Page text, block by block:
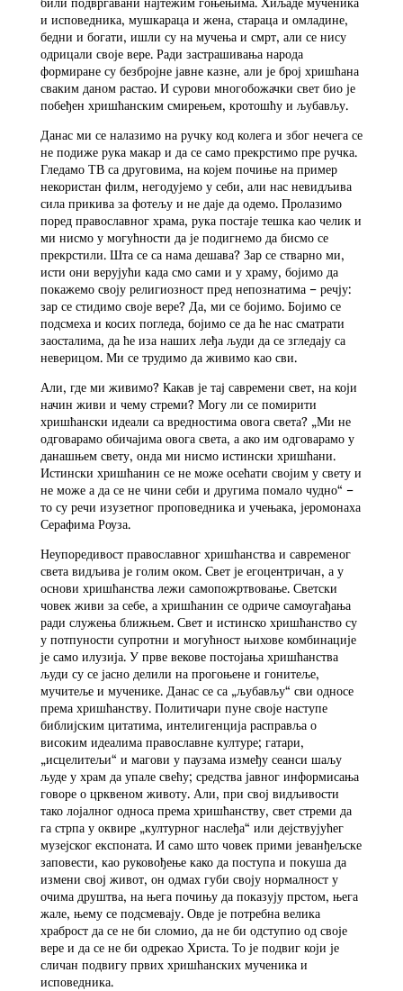
и исповедника, мушкараца и жена, стараца и омладине,
бедни и богати, ишли су на мучења и смрт, али се нису
одрицали своје вере. Ради застрашивања народа
формиране су безбројне јавне казне, али је број хришћана
сваким даном растао. И сурови многобожачки свет био је
побеђен хришћанским смирењем, кротошћу и љубављу.
Данас ми се налазимо на ручку код колега и због нечега се
не подиже рука макар и да се само прекрстимо пре ручка.
Гледамо ТВ са друговима, на којем почиње на пример
некористан филм, негодујемо у себи, али нас невидљива
сила прикива за фотељу и не даје да одемо. Пролазимо
поред православног храма, рука постаје тешка као челик и
ми нисмо у могућности да је подигнемо да бисмо се
прекрстили. Шта се са нама дешава? Зар се стварно ми,
исти они верујући када смо сами и у храму, бојимо да
покажемо своју религиозност пред непознатима – речју:
зар се стидимо своје вере? Да, ми се бојимо. Бојимо се
подсмеха и косих погледа, бојимо се да ће нас сматрати
заосталима, да ће иза наших леђа људи да се згледају са
неверицом. Ми се трудимо да живимо као сви.
Али, где ми живимо? Какав је тај савремени свет, на који
начин живи и чему стреми? Могу ли се помирити
хришћански идеали са вредностима овога света? „Ми не
одговарамо обичајима овога света, а ако им одговарамо у
данашњем свету, онда ми нисмо истински хришћани.
Истински хришћанин се не може осећати својим у свету и
не може а да се не чини себи и другима помало чудно“ –
то су речи изузетног проповедника и учењака, јеромонаха
Серафима Роуза.
Неупоредивост православног хришћанства и савременог
света видљива је голим оком. Свет је егоцентричан, а у
основи хришћанства лежи самопожртвовање. Светски
човек живи за себе, а хришћанин се одриче самоугађања
ради служења ближњем. Свет и истинско хришћанство су
у потпуности супротни и могућност њихове комбинације
је само илузија. У прве векове постојања хришћанства
људи су се јасно делили на прогоњене и гонитеље,
мучитеље и мученике. Данас се са „љубављу“ сви односе
према хришћанству. Политичари пуне своје наступе
библијским цитатима, интелигенција расправља о
високим идеалима православне културе; гатари,
„исцелитељи“ и магови у паузама између сеанси шаљу
људе у храм да упале свећу; средства јавног информисања
говоре о црквеном животу. Али, при свој видљивости
тако лојалног односа према хришћанству, свет стреми да
га стрпа у оквире „културног наслеђа“ или дејствујућег
музејског експоната. И само што човек прими јеванђељске
заповести, као руковођење како да поступа и покуша да
измени свој живот, он одмах губи своју нормалност у
очима друштва, на њега почињу да показују прстом, њега
жале, њему се подсмевају. Овде је потребна велика
храброст да се не би сломио, да не би одступио од своје
вере и да се не би одрекао Христа. То је подвиг који је
сличан подвигу првих хришћанских мученика и
исповедника.